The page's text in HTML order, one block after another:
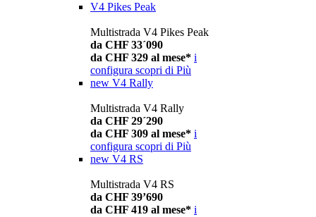
V4 Pikes Peak
Multistrada V4 Pikes Peak
da CHF 33´090
da CHF 329 al mese* i
configura scopri di Più
new V4 Rally
Multistrada V4 Rally
da CHF 29´290
da CHF 309 al mese* i
configura scopri di Più
new V4 RS
Multistrada V4 RS
da CHF 39’690
da CHF 419 al mese* i